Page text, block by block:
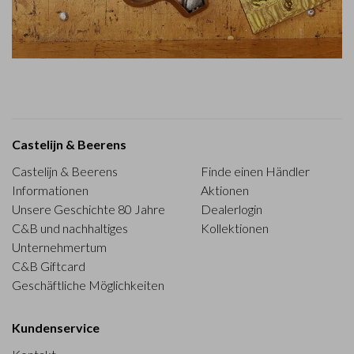
Castelijn & Beerens
Castelijn & Beerens
Informationen
Unsere Geschichte 80 Jahre
C&B und nachhaltiges
Unternehmertum
C&B Giftcard
Geschäftliche Möglichkeiten
Finde einen Händler
Aktionen
Dealerlogin
Kollektionen
Kundenservice